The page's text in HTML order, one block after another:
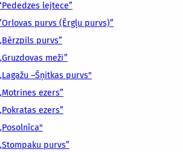
lejtece”
purvs (Ērgļu purvs)”
purvs”
meži”
–Šņitkas purvs"
ezers”
ezers”
purvs”